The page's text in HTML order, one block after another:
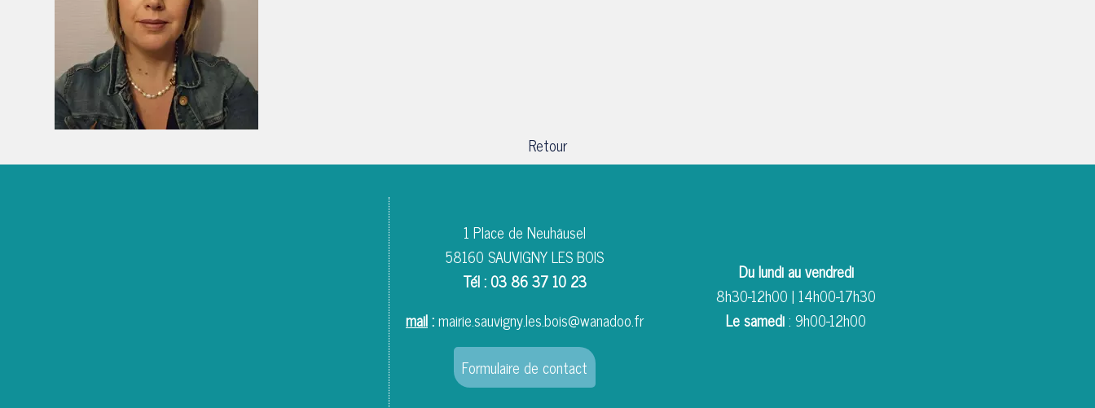
Retour
1 Place de Neuhäusel
58160 SAUVIGNY LES BOIS
Tél : 03 86 37 10 23
mail:mairie.sauvigny.les.bois@wanadoo.fr
Formulaire de contact
Du lundi au vendredi
8h30-12h00 | 14h00-17h30
Le samedi: 9h00-12h00